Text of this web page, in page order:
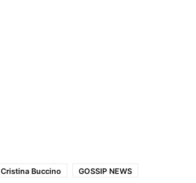
Cristina Buccino
GOSSIP NEWS